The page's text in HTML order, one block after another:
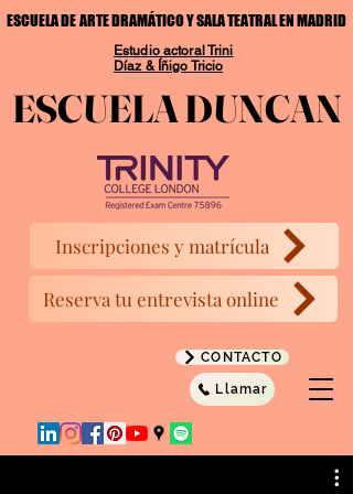
CONTACTO
Llamar
Reserva tu entrevista online
ESCUELA DE ARTE DRAMÁTICO Y SALA TEATRAL EN MADRID
ESCUELA DE ARTE DRAMÁTICO Y SALA TEATRAL EN MADRID
ESCUELA DUNCAN
ESCUELA DUNCAN
Inscripciones y matrícula
Estudio actoral Trini
Díaz & Íñigo Tricio